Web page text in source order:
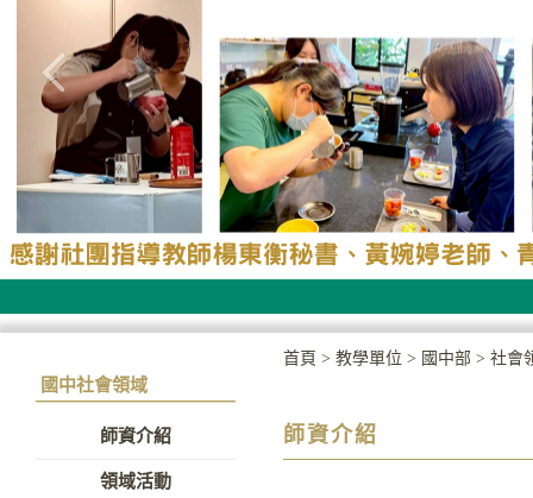
國中社會領域
師資介紹
領域活動
首頁 > 教學單位 > 國中部 > 社會
師資介紹